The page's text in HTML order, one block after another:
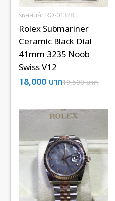
รหัสสินค้า RO-01328
Rolex Submariner
Ceramic Black Dial
41mm 3235 Noob
Swiss V12
19,500บาท
18,000 บาท